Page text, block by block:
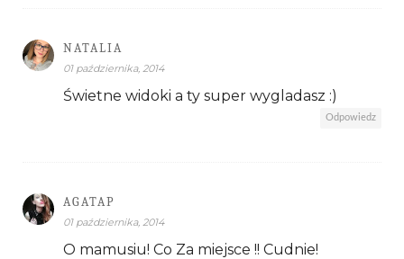
NATALIA
01 października, 2014
Świetne widoki a ty super wygladasz :)
Odpowiedz
AGATAP
01 października, 2014
O mamusiu! Co Za miejsce !! Cudnie!